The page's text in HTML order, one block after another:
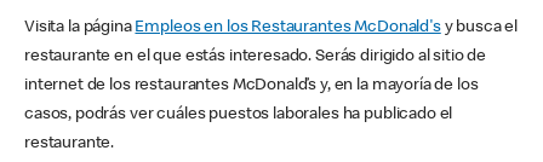
Visita la página Empleos en los Restaurantes McDonald'sy busca el
restaurante en el que estás interesado. Serás dirigido al sitio de
internet de los restaurantes McDonald’s y, en la mayoría de los
casos, podrás ver cuáles puestos laborales ha publicado el
restaurante.